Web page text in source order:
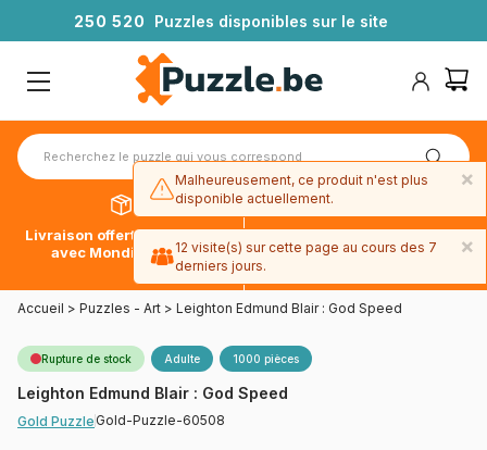
250 520 Puzzles disponibles sur le site
Livraison offerte dès 39€*
avec Mondial Relay
Paiement en 4x sans frais
avec Paypal
Accueil > Puzzles - Art > Leighton Edmund Blair : God Speed
Rupture de stock Adulte 1000 pièces
Leighton Edmund Blair : God Speed
Gold Puzzle Gold-Puzzle-60508
×
Malheureusement, ce produit n'est plus
disponible actuellement.
×
12 visite(s) sur cette page au cours des 7
derniers jours.